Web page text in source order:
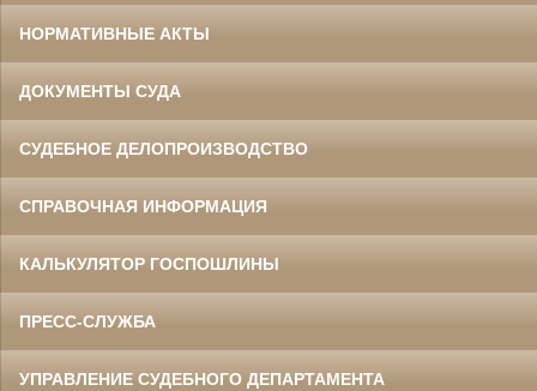
НОРМАТИВНЫЕ АКТЫ
ДОКУМЕНТЫ СУДА
СУДЕБНОЕ ДЕЛОПРОИЗВОДСТВО
СПРАВОЧНАЯ ИНФОРМАЦИЯ
КАЛЬКУЛЯТОР ГОСПОШЛИНЫ
ПРЕСС-СЛУЖБА
УПРАВЛЕНИЕ СУДЕБНОГО ДЕПАРТАМЕНТА